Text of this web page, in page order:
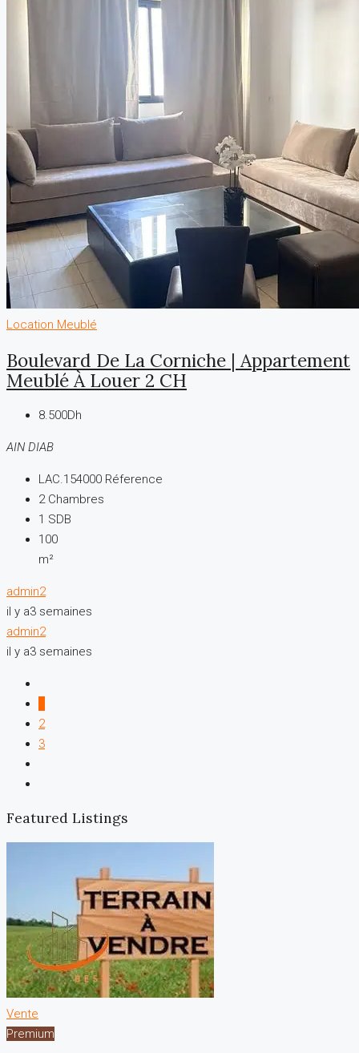
Location Meublé
Boulevard De La Corniche | Appartement
Meublé À Louer 2 CH
8.500Dh
AIN DIAB
LAC.154000 Réference
2 Chambres
1 SDB
100
m²
admin2
il y a3 semaines
admin2
il y a3 semaines
2
3
Featured Listings
Vente
Premium